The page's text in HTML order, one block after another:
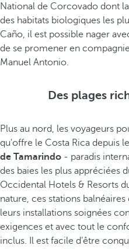
National de Corcovado dont
des habitats biologiques les
Caño, il est possible nager
de se promener en
Manuel Antonio.
Des plages
Plus au nord, les voyageurs
qu'offre le Costa Rica depuis
de Tamarindo - paradis
des baies les plus appréciées
Occidental Hotels & Resorts
nature, ces stations
leurs installations soignées
exigences et avec tout le
inclus. Il est facile d’être